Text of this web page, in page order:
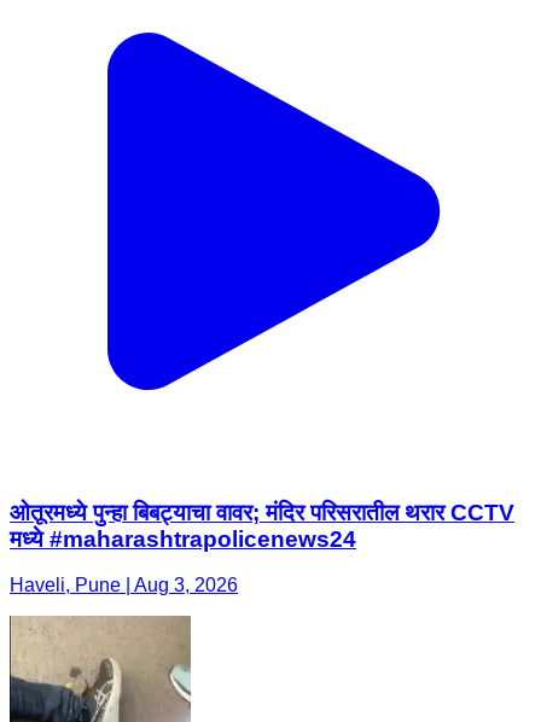
ओतूरमध्ये पुन्हा बिबट्याचा वावर; मंदिर परिसरातील थरार CCTV
मध्ये #maharashtrapolicenews24
Haveli, Pune | Aug 3, 2026